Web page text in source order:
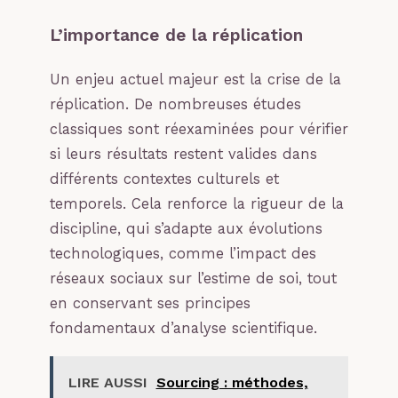
L’importance de la réplication
Un enjeu actuel majeur est la crise de la
réplication. De nombreuses études
classiques sont réexaminées pour vérifier
si leurs résultats restent valides dans
différents contextes culturels et
temporels. Cela renforce la rigueur de la
discipline, qui s’adapte aux évolutions
technologiques, comme l’impact des
réseaux sociaux sur l’estime de soi, tout
en conservant ses principes
fondamentaux d’analyse scientifique.
LIRE AUSSI Sourcing : méthodes,